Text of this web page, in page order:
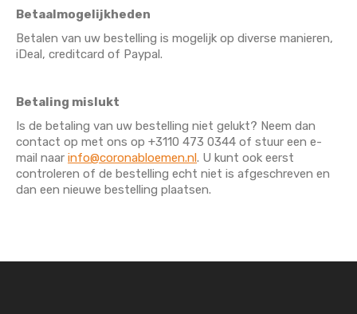
Betaalmogelijkheden
Betalen van uw bestelling is mogelijk op diverse manieren,
iDeal, creditcard of Paypal.
Betaling mislukt
Is de betaling van uw bestelling niet gelukt? Neem dan
contact op met ons op +3110 473 0344 of stuur een e-
mail naar info@coronabloemen.nl. U kunt ook eerst
controleren of de bestelling echt niet is afgeschreven en
dan een nieuwe bestelling plaatsen.